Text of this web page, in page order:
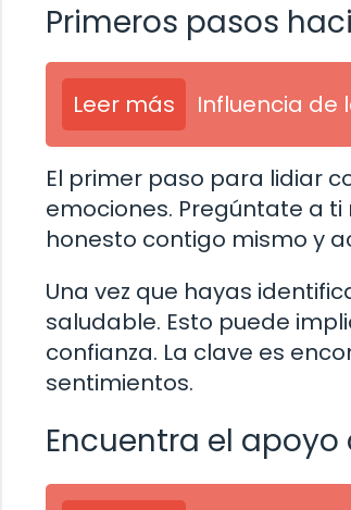
Primeros pasos
Leer más Influencia de
El primer paso para lidiar
emociones. Pregúntate a
honesto contigo mismo y
Una vez que hayas
saludable. Esto puede
confianza. La clave es
sentimientos.
Encuentra el